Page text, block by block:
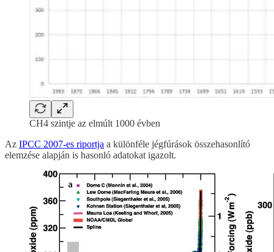
CH4 szintje az elmúlt 1000 évben
Az IPCC 2007-es riportja a különféle jégfúrások összehasonlító
elemzése alapján is hasonló adatokat igazolt.